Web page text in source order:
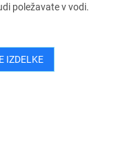
poležavate v vodi.
IZDELKE